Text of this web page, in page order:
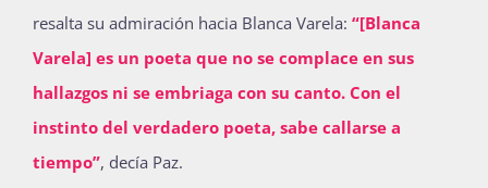
resalta su admiración hacia Blanca Varela: “[Blanca
Varela] es un poeta que no se complace en sus
hallazgos ni se embriaga con su canto. Con el
instinto del verdadero poeta, sabe callarse a
tiempo”, decía Paz.